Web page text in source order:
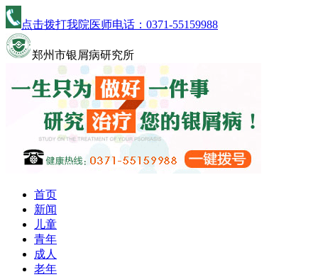
点击拨打我院医师电话： 0371-55159988
郑州市银屑病研究所
首页
新闻
儿童
青年
成人
老年